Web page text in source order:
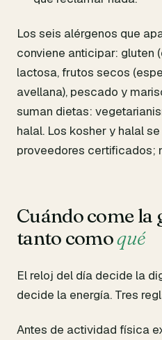
Los seis alérgenos que
conviene anticipar: gluten
lactosa, frutos secos
avellana), pescado y
suman dietas:
halal. Los kosher y halal
proveedores certificados;
Cuándo come
tanto comoqué
El reloj del día decide la
decide la energía. Tres
Antes de actividad física